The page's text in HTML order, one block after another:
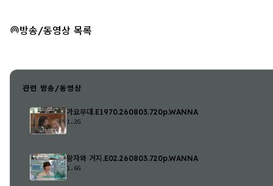
방송/동영상 목록
관련 방송/동영상
가요무대.E1970.260803.720p.WANNA
1.2G
왕자와 거지.E02.260803.720p.WANNA
1.6G